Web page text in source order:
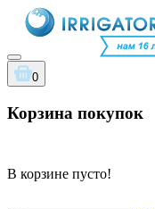
0
Корзина покупок
В корзине пусто!